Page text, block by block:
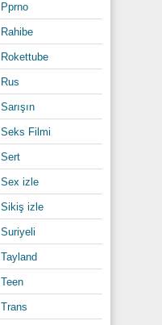
Pprno
Rahibe
Rokettube
Rus
Sarışın
Seks Filmi
Sert
Sex izle
Sikiş izle
Suriyeli
Tayland
Teen
Trans